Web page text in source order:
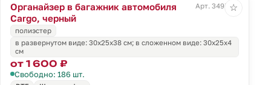
Органайзер в багажник автомобиля
Cargo, черный
Арт. 3497.30
полиэстер
в развернутом виде: 30х25х38 см; в сложенном виде: 30х25х4
см
от 1 600 ₽
Свободно: 186 шт.
☆